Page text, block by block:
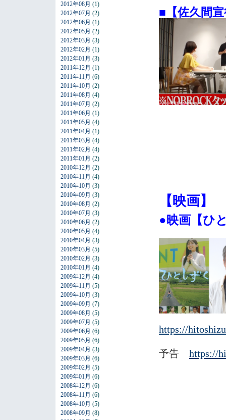
2012年08月 (1)
2012年07月 (2)
2012年06月 (1)
2012年05月 (2)
2012年03月 (3)
2012年02月 (1)
2012年01月 (3)
2011年12月 (1)
2011年11月 (6)
2011年10月 (2)
2011年08月 (4)
2011年07月 (2)
2011年06月 (1)
2011年05月 (4)
2011年04月 (1)
2011年03月 (4)
2011年02月 (4)
2011年01月 (2)
2010年12月 (2)
2010年11月 (4)
2010年10月 (3)
2010年09月 (3)
2010年08月 (2)
2010年07月 (3)
2010年06月 (2)
2010年05月 (4)
2010年04月 (3)
2010年03月 (5)
2010年02月 (3)
2010年01月 (4)
2009年12月 (4)
2009年11月 (5)
2009年10月 (3)
2009年09月 (7)
2009年08月 (5)
2009年07月 (5)
2009年06月 (6)
2009年05月 (6)
2009年04月 (3)
2009年03月 (6)
2009年02月 (5)
2009年01月 (6)
2008年12月 (6)
2008年11月 (6)
2008年10月 (5)
2008年09月 (8)
■【佐久間
【映画】
●映画【ひ
https://
予告 https://